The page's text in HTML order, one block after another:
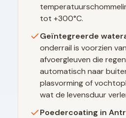
tot +300°C.
Geïntegreerde
onderrail is voorzien
afvoergleuven die
automatisch naar
plasvorming of
wat de levensduur
Poedercoating in